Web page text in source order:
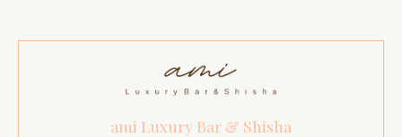
ami Luxury Bar & Shisha